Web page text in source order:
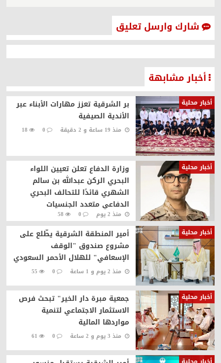
شارك وارسل تعليق
أخبار مشابهة
أخبار محلية
بر الشرقية تعزز مهارات الأبناء عبر
الأندية الصيفية
منذ 19 ساعة و 2 دقيقة 0
18
أخبار محلية
وزارة الدفاع تعلن تعيين اللواء
البحري الركن عبدالله بن سالم
الشهري قائدًا للتحالف البحري
الدفاعي متعدد الجنسيات
منذ 2 يوم 0
58
أخبار محلية
أمير المنطقة الشرقية يطّلع على
مشروع صندوق "الوقف
الإسعافي" للهلال الأحمر السعودي
منذ 2 يوم و 1 ساعة 0
55
أخبار محلية
جمعية مبرة دار الخير" تبحث فرص
الاستثمار الاجتماعي لتنمية
مواردها المالية
منذ 3 يوم و 2 ساعة 0
61